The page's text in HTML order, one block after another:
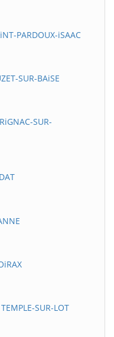
PARDOUX-iSAAC
SUR-BAiSE
SUR-
SUR-LOT